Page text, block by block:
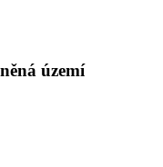
území